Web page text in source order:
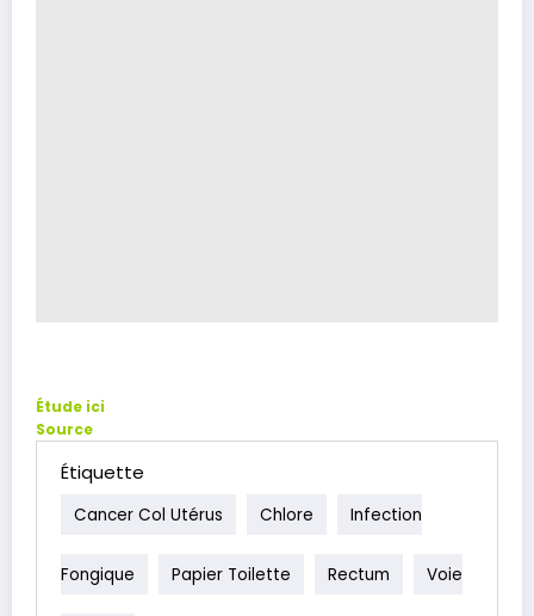
Étude ici
Source
Étiquette
Cancer Col Utérus Chlore Infection
Fongique Papier Toilette Rectum Voie